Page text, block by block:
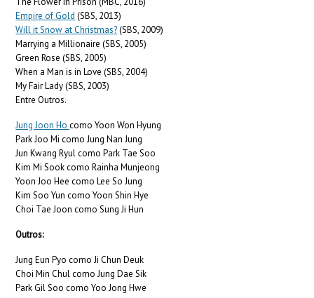
Empire of Gold (SBS, 2013)
Will it Snow at Christmas?(SBS, 2009)
Marrying a Millionaire (SBS, 2005)
Green Rose (SBS, 2005)
When a Man is in Love (SBS, 2004)
My Fair Lady (SBS, 2003)
Entre Outros.
Jung Joon Hocomo Yoon Won Hyung
Park Joo Mi como Jung Nan Jung
Jun Kwang Ryul como Park Tae Soo
Kim Mi Sook como Rainha Munjeong
Yoon Joo Hee como Lee So Jung
Kim Soo Yun como Yoon Shin Hye
Choi Tae Joon como Sung Ji Hun
Outros:
Jung Eun Pyo como Ji Chun Deuk
Choi Min Chul como Jung Dae Sik
Park Gil Soo como Yoo Jong Hwe